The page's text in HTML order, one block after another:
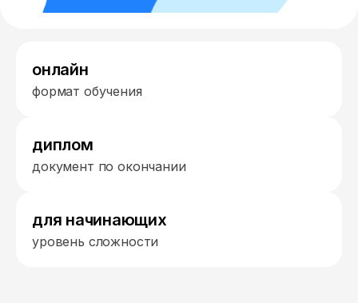
онлайн
формат обучения
диплом
документ по окончании
для начинающих
уровень сложности